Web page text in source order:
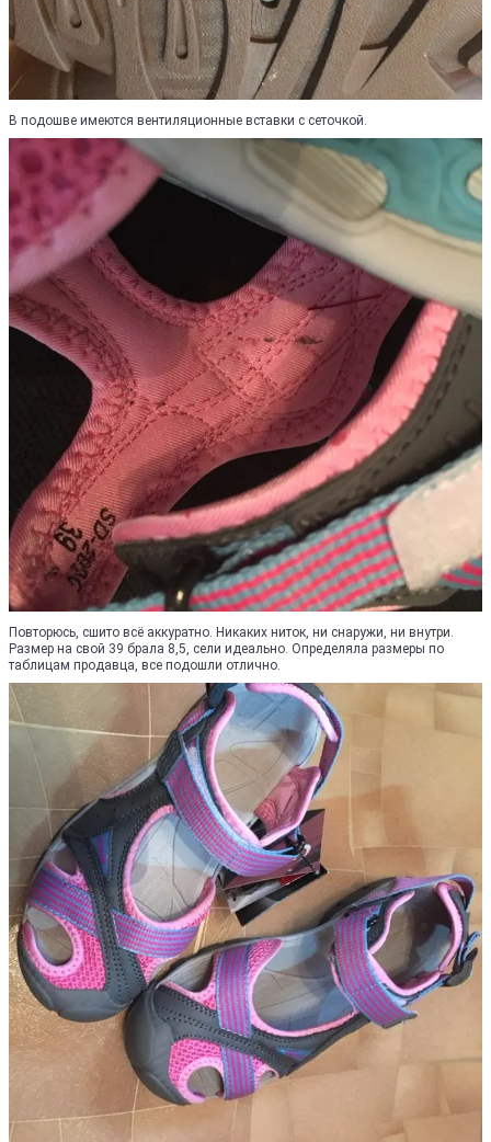
В подошве имеются вентиляционные вставки с сеточкой.
Повторюсь, сшито всё аккуратно. Никаких ниток, ни снаружи, ни внутри.
Размер на свой 39 брала 8,5, сели идеально. Определяла размеры по
таблицам продавца, все подошли отлично.